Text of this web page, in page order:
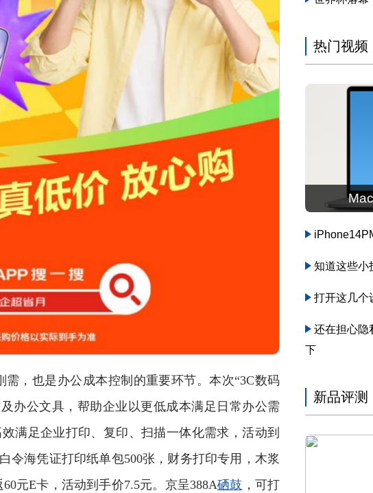
也是办公成本控制的重要环节。本次“3C数码
办公文具，帮助企业以更低成本满足日常办公需
满足企业打印、复印、扫描一体化需求，活动到
令海凭证打印纸单包500张，财务打印专用，木浆
元E卡，活动到手价7.5元。京呈388A硒鼓 ，可打
热门视频
知道这些小
打开这几个
还在担心隐
下
新品评测